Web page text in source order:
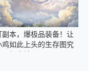
副本，爆极品装备！让
鸡如此上头的生存图究
是何方神圣？